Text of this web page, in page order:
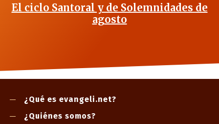
El ciclo Santoral y de Solemnidades de
agosto
¿Qué es evangeli.net?
¿Quiénes somos?